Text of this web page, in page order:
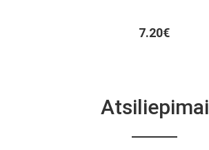
7.20€
Atsiliepimai